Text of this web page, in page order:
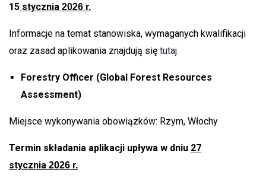
15 stycznia 2026 r.
Informacje na temat stanowiska, wymaganych kwalifikacji
oraz zasad aplikowania znajdują się tutaj.
Forestry Officer (Global Forest Resources
Assessment)
Miejsce wykonywania obowiązków: Rzym, Włochy
Termin składania aplikacji upływa w dniu 27
stycznia 2026 r.